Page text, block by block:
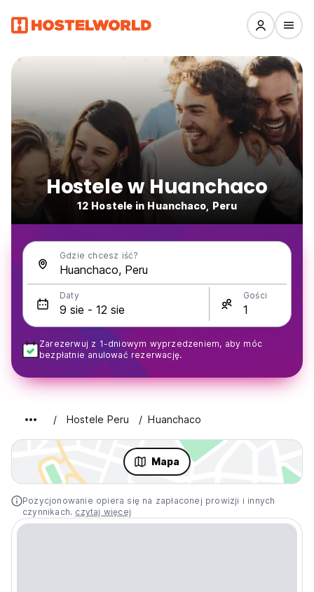
Hostele w Huanchaco
12 Hostele in Huanchaco, Peru
Gdzie chcesz iść?
Daty Gości
Zarezerwuj z 1-dniowym wyprzedzeniem, aby móc
bezpłatnie anulować rezerwację.
Hostele Peru Huanchaco
Mapa
Pozycjonowanie opiera się na zapłaconej prowizji i innych
czynnikach. czytaj więcej